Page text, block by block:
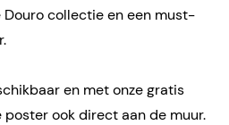
collectie en een must-
en met onze gratis
ook direct aan de muur.